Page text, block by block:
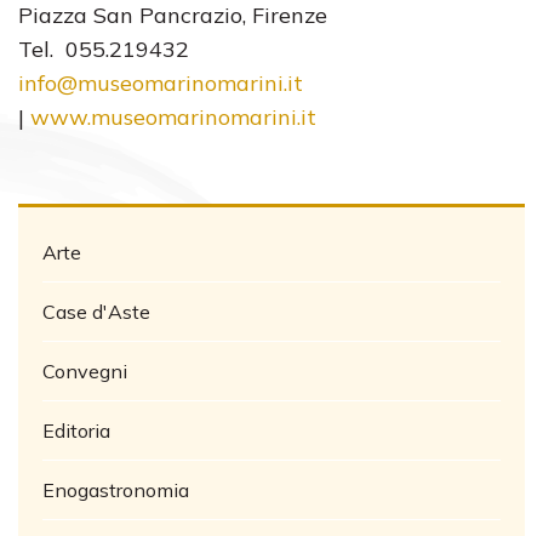
Piazza San Pancrazio, Firenze
Tel. 055.219432
info@museomarinomarini.it
| www.museomarinomarini.it
Arte
Case d'Aste
Convegni
Editoria
Enogastronomia